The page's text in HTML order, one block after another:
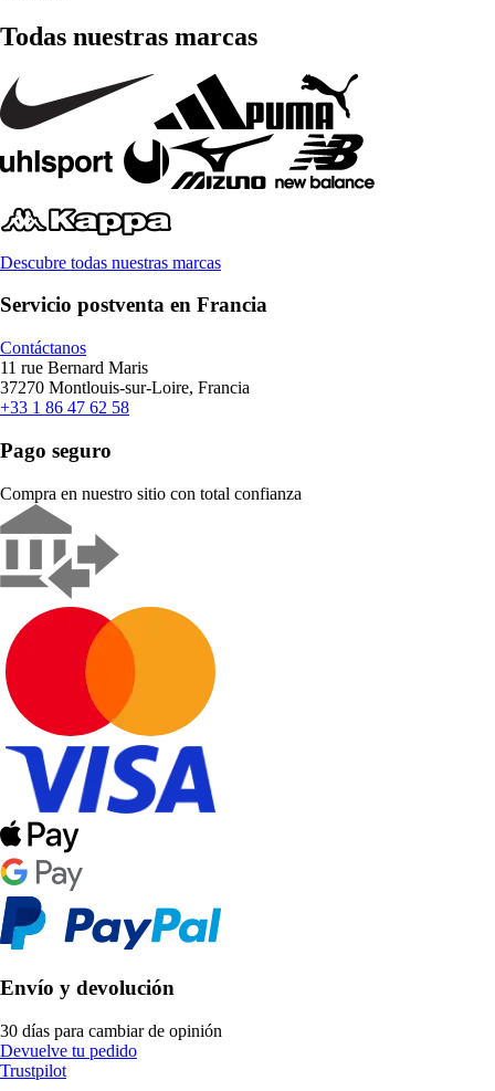
Todas nuestras marcas
Descubre todas nuestras marcas
Servicio postventa en Francia
Contáctanos
11 rue Bernard Maris
37270 Montlouis-sur-Loire, Francia
+33 1 86 47 62 58
Pago seguro
Compra en nuestro sitio con total confianza
Envío y devolución
30 días para cambiar de opinión
Devuelve tu pedido
Trustpilot